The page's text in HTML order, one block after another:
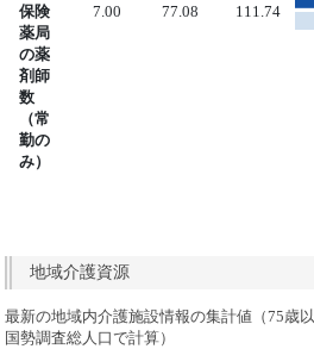
保険
薬局
の薬
剤師
数
（常
勤の
み）
7.00 77.08 111.74
地域介護資源
最新の地域内介護施設情報の集計値（75歳
国勢調査総人口で計算）